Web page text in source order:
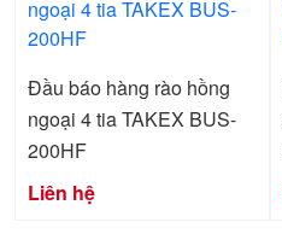
Đầu báo hàng rào hồng
ngoại 4 tia TAKEX BUS-
200HF
Liên hệ